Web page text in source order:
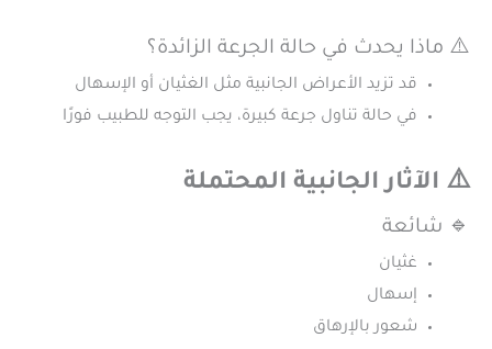
⚠️ ماذا يحدث في حالة الجرعة الزائدة؟
قد تزيد الأعراض الجانبية مثل الغثيان أو الإسهال
في حالة تناول جرعة كبيرة، يجب التوجه للطبيب فورًا
⚠️ الآثار الجانبية المحتملة
🔹 شائعة
غثيان
إسهال
شعور بالإرهاق